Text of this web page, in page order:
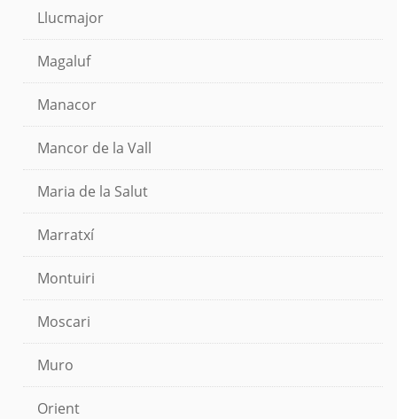
Llucmajor
Magaluf
Manacor
Mancor de la Vall
Maria de la Salut
Marratxí
Montuiri
Moscari
Muro
Orient